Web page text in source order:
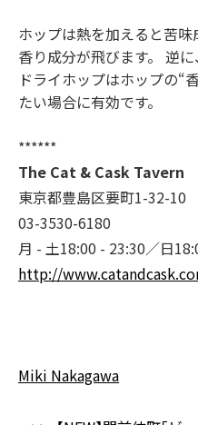
ホップは熱を加えると苦味
香り成分が飛びます。 逆
ドライホップはホップの“
たい場合に有効です。
******
The Cat & Cask Tavern
東京都豊島区要町1-32-10
03-3530-6180
月 - 土18:00 - 23:30／日
http://
Miki Nakagawa